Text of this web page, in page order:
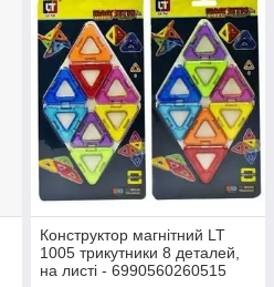
Конструктор магнітний LT
1005 трикутники 8 деталей,
на листі - 6990560260515